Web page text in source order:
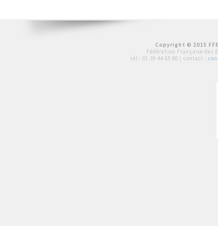
Copyright © 2015
Fédération Française des
tél : 01 39 44 65 80 | contact :